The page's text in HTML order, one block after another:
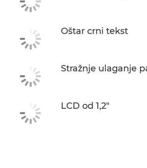
Oštar crni tekst
Stražnje ulaganje
LCD od 1,2"